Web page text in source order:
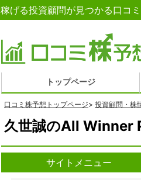
稼げる投資顧問が見つかる口コ
トップページ
口コミ株予想トップページ> 投資顧問・株
久世誠のAll Winner
サイトメニュー